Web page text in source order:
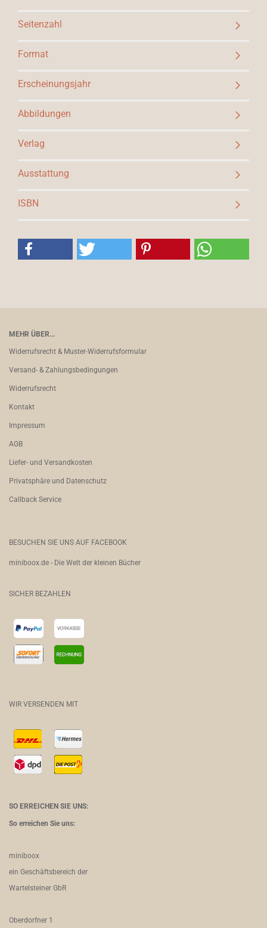
Seitenzahl
Format
Erscheinungsjahr
Abbildungen
Verlag
Ausstattung
ISBN
MEHR ÜBER...
Widerrufsrecht & Muster-Widerrufsformular
Versand- & Zahlungsbedingungen
Widerrufsrecht
Kontakt
Impressum
AGB
Liefer- und Versandkosten
Privatsphäre und Datenschutz
Callback Service
BESUCHEN SIE UNS AUF FACEBOOK
miniboox.de - Die Welt der kleinen Bücher
SICHER BEZAHLEN
WIR VERSENDEN MIT
SO ERREICHEN SIE UNS:
So erreichen Sie uns:
miniboox
ein Geschäftsbereich der
Wartelsteiner GbR
Oberdorfner 1